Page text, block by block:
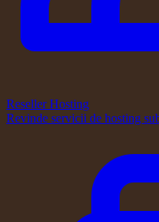
Reseller Hosting
Revinde servicii de hosting